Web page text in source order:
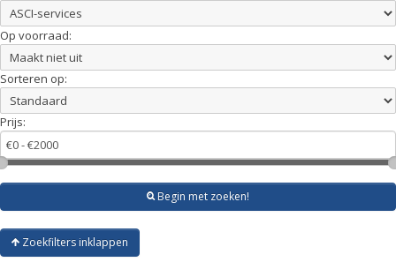
Op voorraad:
Sorteren op:
Prijs:
Begin met zoeken!
Zoekfilters inklappen